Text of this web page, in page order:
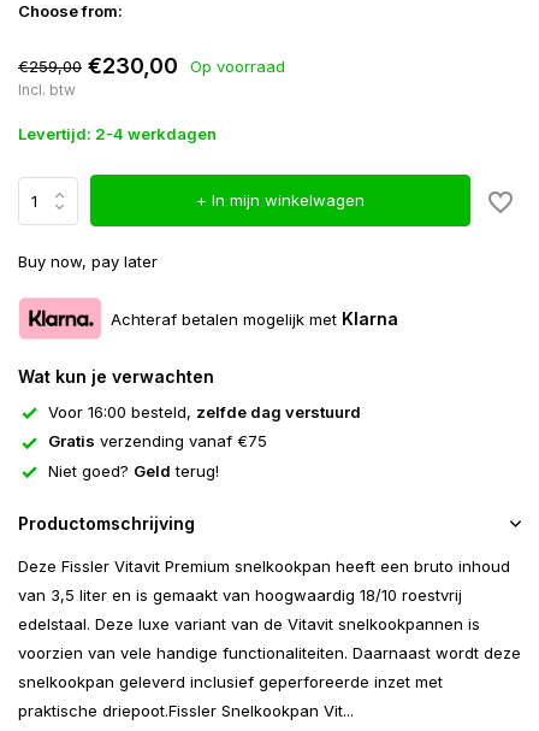
Choose from:
€259,00 €230,00 Op voorraad
Incl. btw
Levertijd: 2-4 werkdagen
+ In mijn winkelwagen
Buy now, pay later
Achteraf betalen mogelijk met Klarna
Wat kun je verwachten
Voor 16:00 besteld, zelfde dag verstuurd
Gratis verzending vanaf €75
Niet goed? Geld terug!
Productomschrijving
Deze Fissler Vitavit Premium snelkookpan heeft een bruto inhoud
van 3,5 liter en is gemaakt van hoogwaardig 18/10 roestvrij
edelstaal. Deze luxe variant van de Vitavit snelkookpannen is
voorzien van vele handige functionaliteiten. Daarnaast wordt deze
snelkookpan geleverd inclusief geperforeerde inzet met
praktische driepoot.Fissler Snelkookpan Vit...